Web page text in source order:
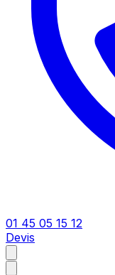
01 45 05 15 12
Devis